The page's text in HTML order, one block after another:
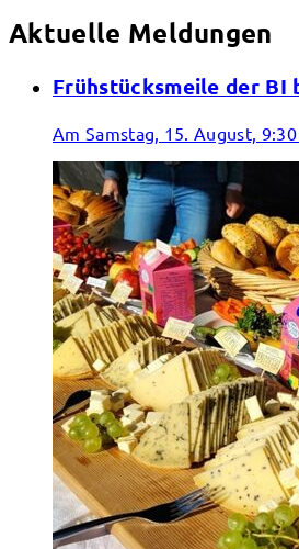
Aktuelle Meldungen
Frühstücksmeile der BI
Am Samstag, 15. August,